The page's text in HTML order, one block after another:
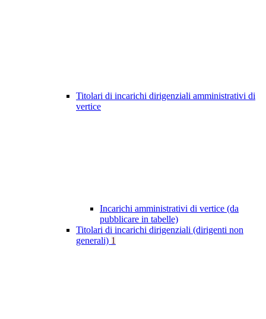
Titolari di incarichi dirigenziali amministrativi di
vertice
Incarichi amministrativi di vertice (da
pubblicare in tabelle)
Titolari di incarichi dirigenziali (dirigenti non
generali) 1